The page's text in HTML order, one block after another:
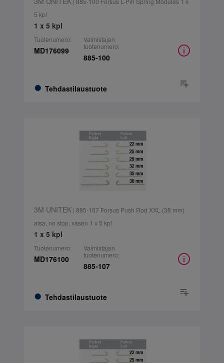
5 kpl
1 x 5 kpl
Tuotenumero:
MD176099
Tehdastilaustuote
Valmistajan
tuotenumero:
885-100
3M UNITEK| 885-107 Forsus Push Rod XXL (38 mm)
aisa, no stop, vasen 1 x 5 kpl
1 x 5 kpl
Tuotenumero:
MD176100
Tehdastilaustuote
Valmistajan
tuotenumero:
885-107